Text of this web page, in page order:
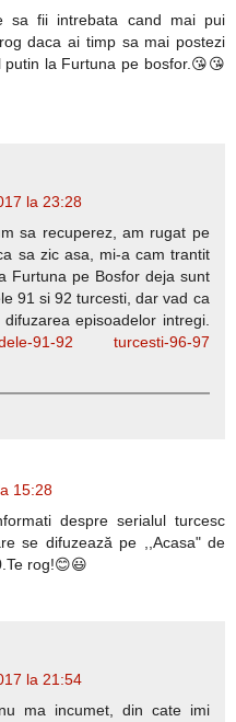
sa fii intrebata cand mai pui
daca ai timp sa mai postezi
putin la Furtuna pe bosfor.😘😘
la 23:28
sa recuperez, am rugat pe
sa zic asa, mi-a cam trantit
Furtuna pe Bosfor deja sunt
91 si 92 turcesti, dar vad ca
episoadelor intregi.
91-92 turcesti-96-97
15:28
despre serialul turcesc
se difuzează pe ,,Acasa" de
rog!😊😃
la 21:54
ma incumet, din cate imi